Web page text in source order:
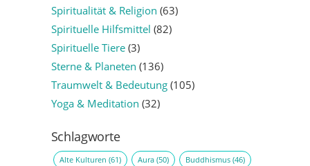
Spiritualität & Religion (63)
Spirituelle Hilfsmittel (82)
Spirituelle Tiere(3)
Sterne & Planeten (136)
Traumwelt & Bedeutung(105)
Yoga & Meditation (32)
Schlagworte
Alte Kulturen (61) Aura(50) Buddhismus(46)